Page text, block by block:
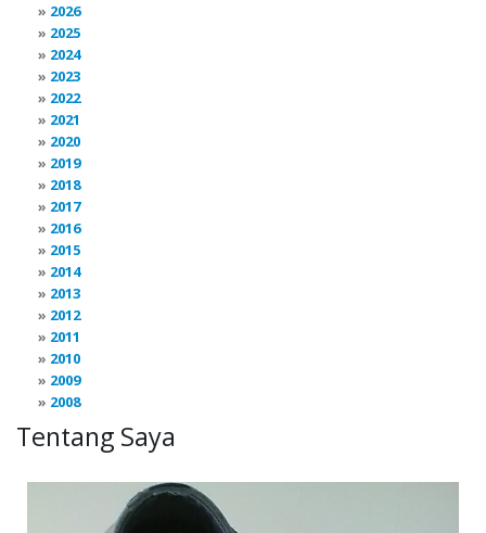
2026
2025
2024
2023
2022
2021
2020
2019
2018
2017
2016
2015
2014
2013
2012
2011
2010
2009
2008
Tentang Saya